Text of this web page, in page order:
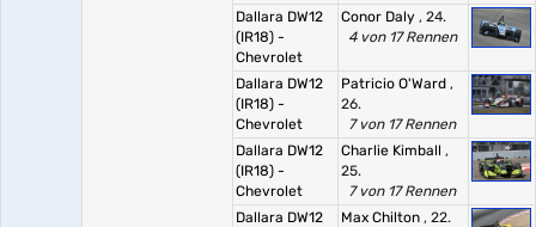
Dallara DW12
(IR18) -
Chevrolet
Conor Daly , 24.
4 von 17 Rennen
Dallara DW12
(IR18) -
Chevrolet
Patricio O'Ward ,
26.
7 von 17 Rennen
Dallara DW12
(IR18) -
Chevrolet
Charlie Kimball ,
25.
7 von 17 Rennen
Dallara DW12
Max Chilton , 22.